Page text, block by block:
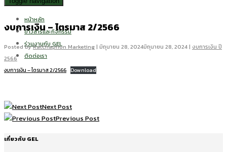
หน้าหลัก
ข่าวสารและกิจกรรม
ร่วมงานกับ GEL
ติดต่อเรา
งบการเงิน – ไตรมาส 2/2566
Posted byRatchaphon Marketing| มิถุนายน 28, 2024มิถุนายน 28, 2024| งบการเงิน ปี
2566
งบการเงิน – ไตรมาส 2/2566 Download
Next Post
Previous Post
เกี่ยวกับ GEL